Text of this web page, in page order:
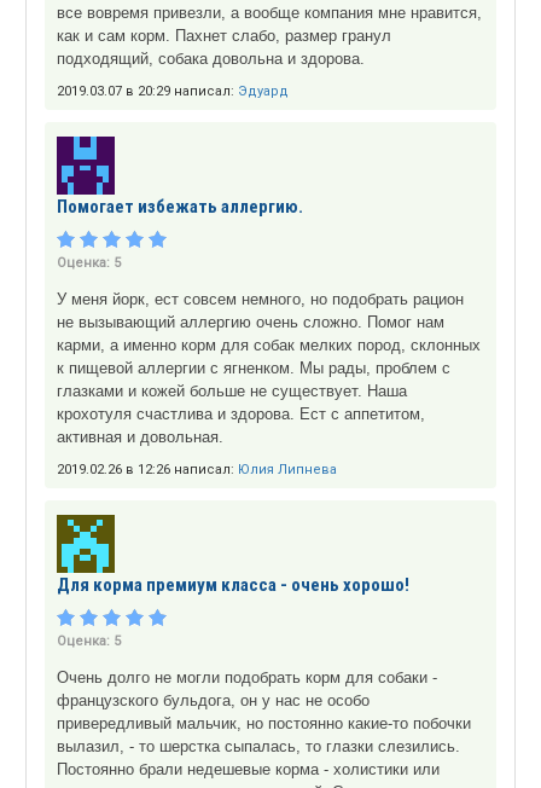
все вовремя привезли, а вообще компания мне нравится,
как и сам корм. Пахнет слабо, размер гранул
подходящий, собака довольна и здорова.
2019.03.07 в 20:29 написал: Эдуард
Помогает избежать аллергию.
Оценка: 5
У меня йорк, ест совсем немного, но подобрать рацион
не вызывающий аллергию очень сложно. Помог нам
карми, а именно корм для собак мелких пород, склонных
к пищевой аллергии с ягненком. Мы рады, проблем с
глазками и кожей больше не существует. Наша
крохотуля счастлива и здорова. Ест с аппетитом,
активная и довольная.
2019.02.26 в 12:26 написал: Юлия Липнева
Для корма премиум класса - очень хорошо!
Оценка: 5
Очень долго не могли подобрать корм для собаки -
французского бульдога, он у нас не особо
привередливый мальчик, но постоянно какие-то побочки
вылазил, - то шерстка сыпалась, то глазки слезились.
Постоянно брали недешевые корма - холистики или